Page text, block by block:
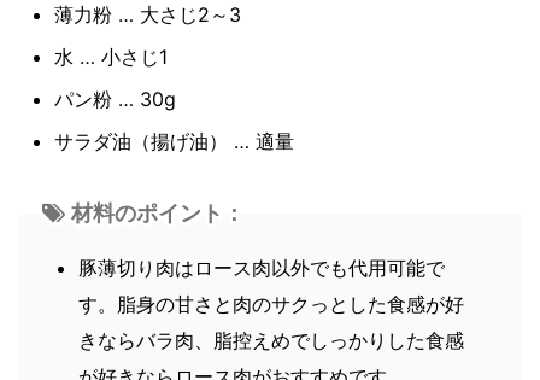
薄力粉 … 大さじ2～3
水 … 小さじ1
パン粉 … 30g
サラダ油（揚げ油） … 適量
材料のポイント：
豚薄切り肉はロース肉以外でも代用可能で
す。脂身の甘さと肉のサクっとした食感が好
きならバラ肉、脂控えめでしっかりした食感